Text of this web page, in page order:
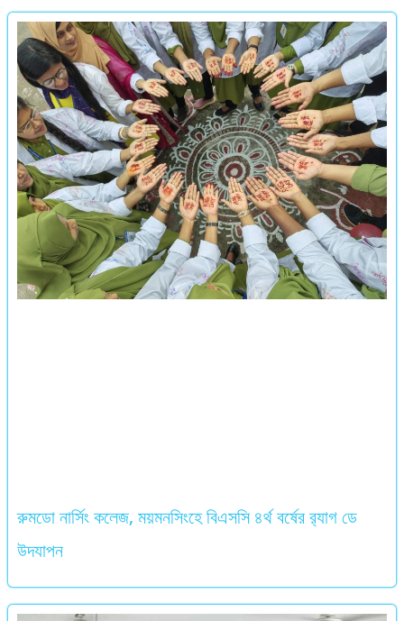
রুমডো নার্সিং কলেজ, ময়মনসিংহে বিএসসি ৪র্থ বর্ষের র‍্যাগ ডে
উদযাপন